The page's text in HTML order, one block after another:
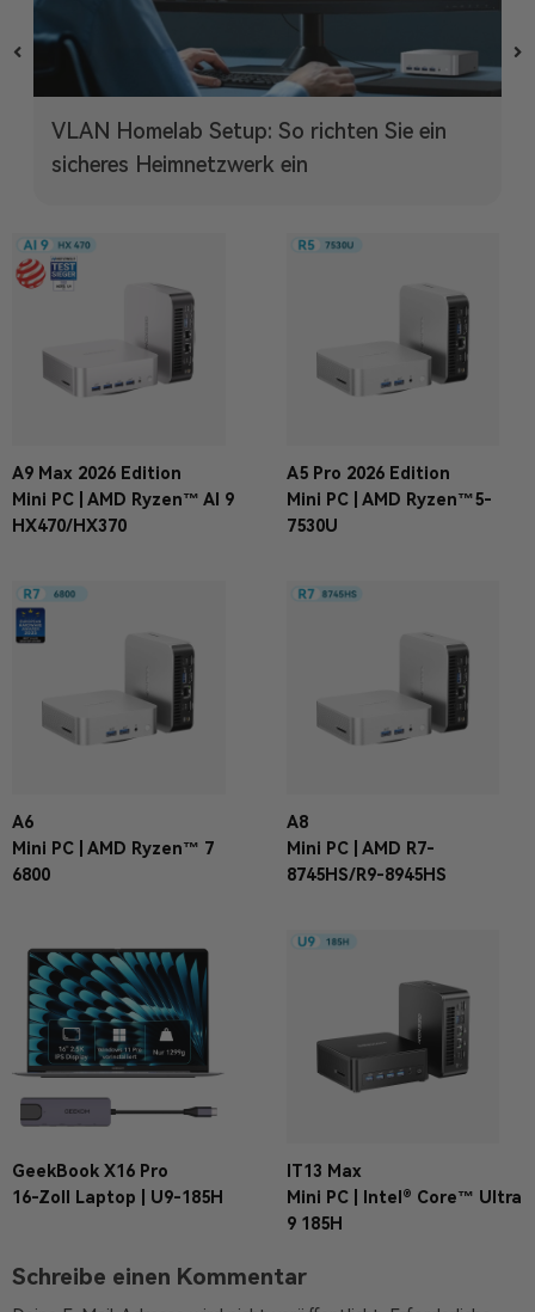
VLAN Homelab Setup: So richten Sie ein
sicheres Heimnetzwerk ein
A9 Max 2026 Edition
Mini PC | AMD Ryzen™ AI 9
HX470/HX370
A5 Pro 2026 Edition
Mini PC | AMD Ryzen™5-
7530U
A6
Mini PC | AMD Ryzen™ 7
6800
A8
Mini PC | AMD R7-
8745HS/R9-8945HS
GeekBook X16 Pro
16-Zoll Laptop | U9-185H
IT13 Max
Mini PC | Intel® Core™ Ultra
9 185H
Schreibe einen Kommentar